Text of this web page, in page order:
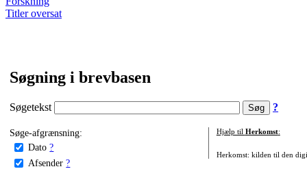
Titler oversat
Søgning i brevbasen
Søgetekst ?
Søge-afgrænsning:
Dato ?
Afsender ?
Hjælp til Herkomst:
Herkomst: kilden til den